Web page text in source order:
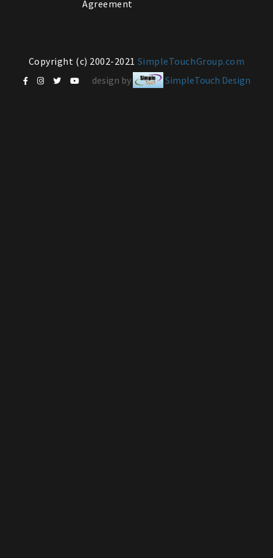
Agreement
Copyright (c) 2002-2021 SimpleTouchGroup.com
design by
SimpleTouch Design